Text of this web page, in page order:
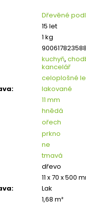
Dřevěné
15 let
1 kg
kuchyň,
kancelář
celoplošné
:
lakované
11 mm
hnědá
ořech
prkno
ne
tmavá
dřevo
11 x 70 x 500
:
Lak
1,68 m²